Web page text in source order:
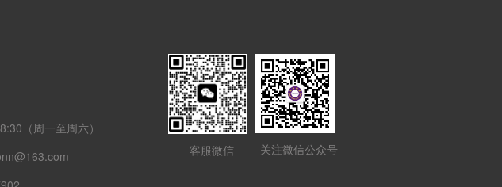
（周一至周六）
客服微信 关注微信公众号